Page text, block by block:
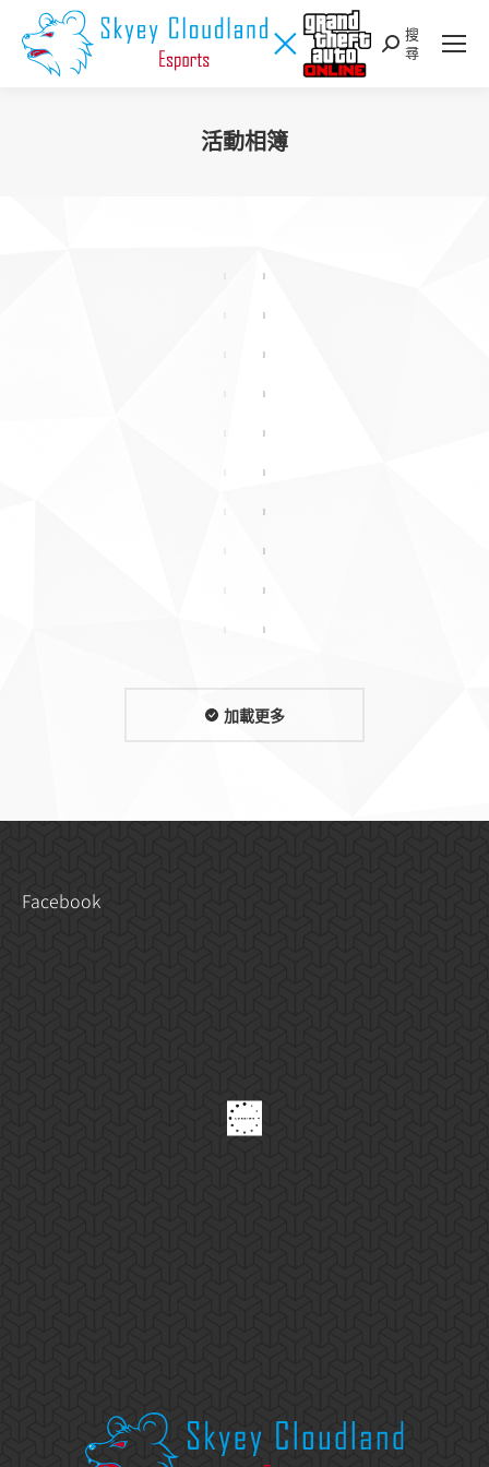
Search:
搜
尋
活動相簿
加載更多
Facebook